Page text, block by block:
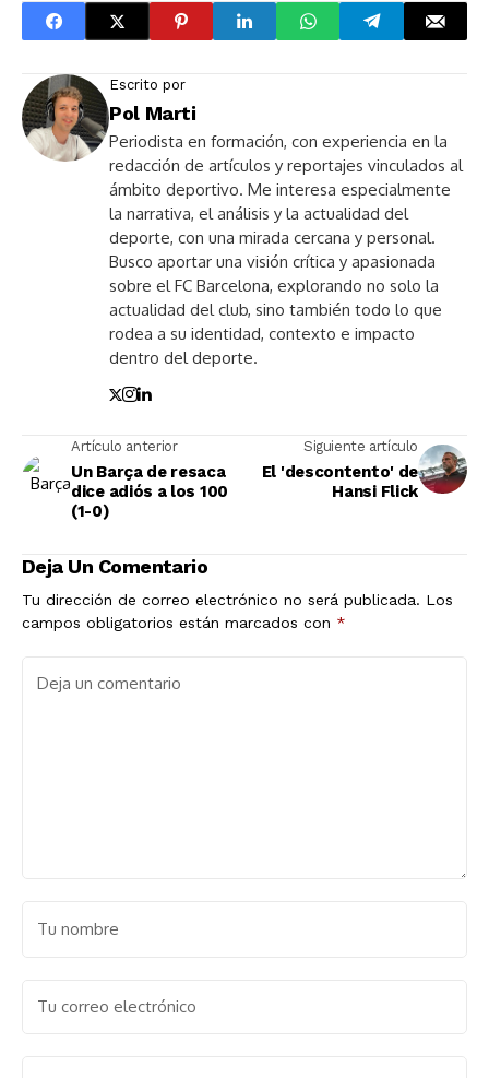
Escrito por
Pol Marti
Periodista en formación, con experiencia en la
redacción de artículos y reportajes vinculados al
ámbito deportivo. Me interesa especialmente
la narrativa, el análisis y la actualidad del
deporte, con una mirada cercana y personal.
Busco aportar una visión crítica y apasionada
sobre el FC Barcelona, explorando no solo la
actualidad del club, sino también todo lo que
rodea a su identidad, contexto e impacto
dentro del deporte.
Artículo anterior
Un Barça de resaca
dice adiós a los 100
(1-0)
Siguiente artículo
El 'descontento' de
Hansi Flick
Deja Un Comentario
Tu dirección de correo electrónico no será publicada. Los
campos obligatorios están marcados con *